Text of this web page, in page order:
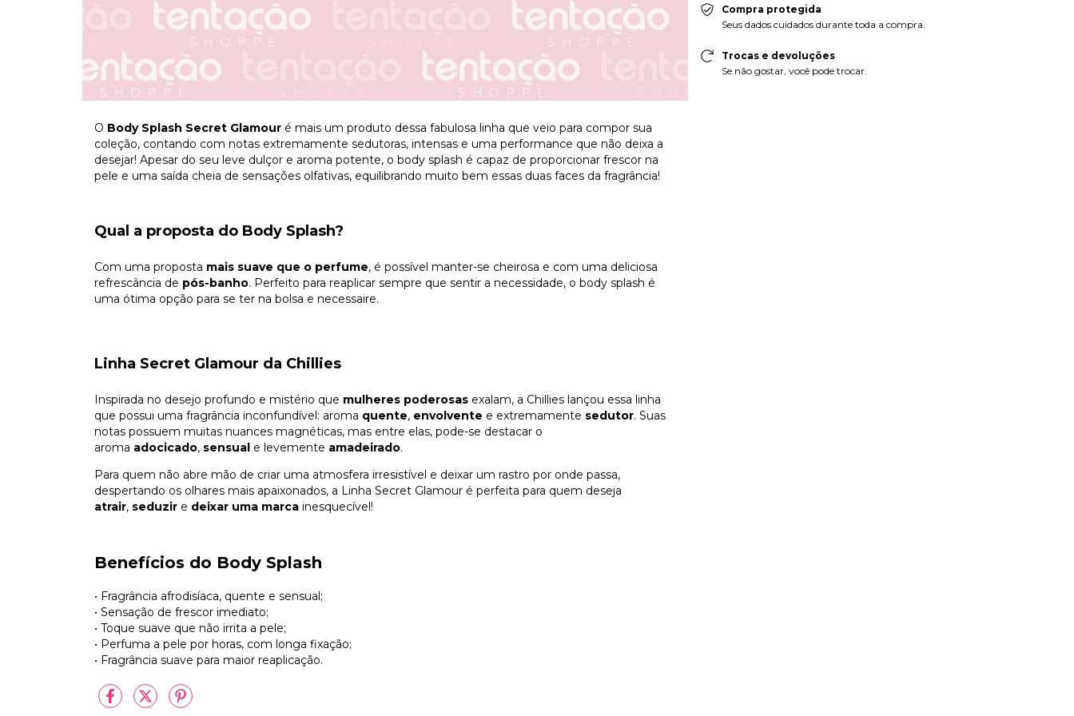
O Body Splash Secret Glamour é mais um produto dessa fabulosa linha que veio para compor sua
coleção, contando com notas extremamente sedutoras, intensas e uma performance que não deixa a
desejar! Apesar do seu leve dulçor e aroma potente, o body splash é capaz de proporcionar frescor na
pele e uma saída cheia de sensações olfativas, equilibrando muito bem essas duas faces da fragrância!
Qual a proposta do Body Splash?
Com uma proposta mais suave que o perfume, é possível manter-se cheirosa e com uma deliciosa
refrescância de pós-banho. Perfeito para reaplicar sempre que sentir a necessidade, o body splash é
uma ótima opção para se ter na bolsa e necessaire.
Linha Secret Glamour da Chillies
Inspirada no desejo profundo e mistério que mulheres poderosas exalam, a Chillies lançou essa linha
que possui uma fragrância inconfundível: aroma quente, envolvente e extremamente sedutor. Suas
notas possuem muitas nuances magnéticas, mas entre elas, pode-se destacar o
aroma adocicado, sensual e levemente amadeirado.
Para quem não abre mão de criar uma atmosfera irresistível e deixar um rastro por onde passa,
despertando os olhares mais apaixonados, a Linha Secret Glamour é perfeita para quem deseja
atrair, seduzir e deixar uma marca inesquecível!
Benefícios do Body Splash
• Fragrância afrodisíaca, quente e sensual;
• Sensação de frescor imediato;
• Toque suave que não irrita a pele;
• Perfuma a pele por horas, com longa fixação;
• Fragrância suave para maior reaplicação.
Compra protegida
Seus dados cuidados durante toda a compra.
Trocas e devoluções
Se não gostar, você pode trocar.